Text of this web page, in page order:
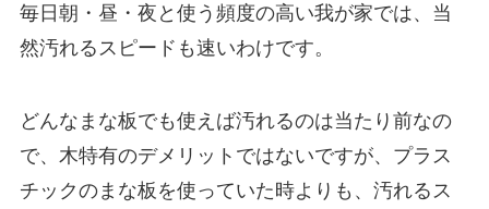
毎日朝・昼・夜と使う頻度の高い我が家では、当
然汚れるスピードも速いわけです。
どんなまな板でも使えば汚れるのは当たり前なの
で、木特有のデメリットではないですが、プラス
チックのまな板を使っていた時よりも、汚れるス